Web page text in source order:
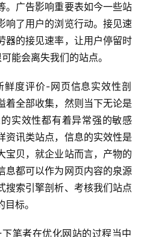
。广告影响重要表如今一些站
响了用户的浏览行动。接见速
器的接见速率，让用户停留时
能会离失我们的站点。
着全部收集，然则当下无论是
实效性都有着异常强的敏感
资讯类站点，信息的实效性是
宝贝，就企业站而言，产物的
息都可以作为网页内容的泉源
搜索引擎剖析、考核我们站点
目标。